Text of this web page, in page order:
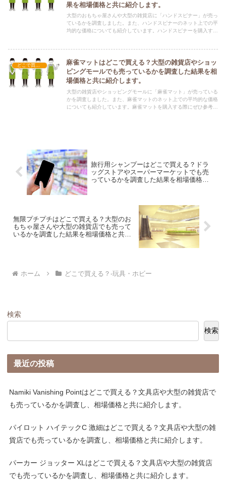
果を相場価格と共に紹介します。
大型のおもちゃ屋さんや大型の雑貨店に「ハンドスピナー」が売っ
ているかを調査しました。また、ハンドスピナーのネット上での平
均的な価格についても紹介しています。ハンドスピナーを購入する
麻雀マットはどこで買える？大型の雑貨店やショッ
ピングモールでも売っているかを調査した結果を相
場価格と共に紹介します。
大型の雑貨店やショッピングモールに「麻雀マット」が売っている
かを調査しました。また、麻雀マットのネット上での平均的な価格
についても紹介しています。麻雀マットを購入する際にぜひ参考に
旅行用シャンプーはどこで買える？ドラ
ッグストアやスーパーマーケットでも売
っているかを調査した結果を相場価格と
無限プチプチはどこで買える？大型のお
もちゃ屋さんや大型の雑貨店でも売って
いるかを調査した結果を相場価格と共に
ホーム どこで買える？-玩具・ホビー
検索
検索
最近の投稿
Namiki Vanishing Pointはどこで買える？文具店や大型の雑貨店で
も売っているかを調査し、相場価格と共に紹介します。
パイロット ハイテックC 激細はどこで買える？文具店や大型の雑
貨店でも売っているかを調査し、相場価格と共に紹介します。
パーカー ジョッター XLはどこで買える？文具店や大型の雑貨店
でも売っているかを調査し、相場価格と共に紹介します。